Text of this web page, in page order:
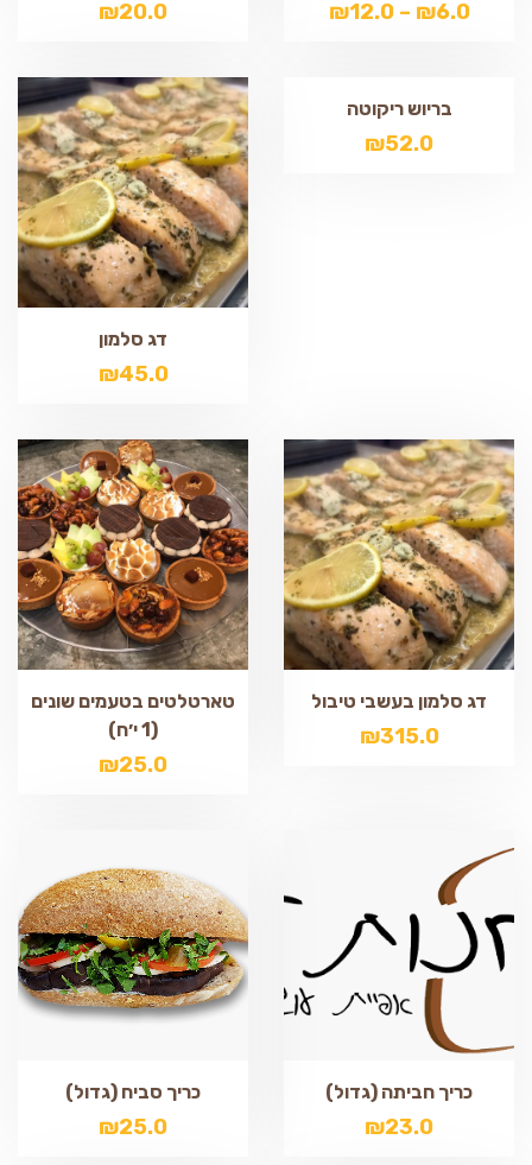
₪6.0
–
₪12.0
₪20.0
בריוש ריקוטה
₪52.0
דג סלמון
₪45.0
דג סלמון בעשבי טיבול
₪315.0
טארטלטים בטעמים שונים
(1 י׳ח)
₪25.0
כריך חביתה (גדול)
₪23.0
כריך סביח (גדול)
₪25.0